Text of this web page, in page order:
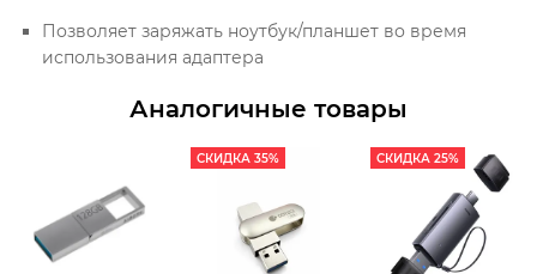
Позволяет заряжать ноутбук/планшет во время
использования адаптера
Аналогичные товары
СКИДКА 35% СКИДКА 25%